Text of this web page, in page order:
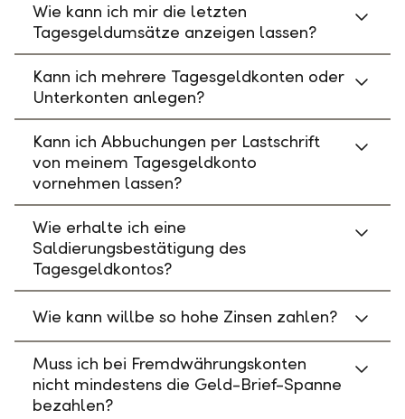
Wie kann ich mir die letzten
Tagesgeldumsätze anzeigen lassen?
Kann ich mehrere Tagesgeldkonten oder
Unterkonten anlegen?
Kann ich Abbuchungen per Lastschrift
von meinem Tagesgeldkonto
vornehmen lassen?
Wie erhalte ich eine
Saldierungsbestätigung des
Tagesgeldkontos?
Wie kann willbe so hohe Zinsen zahlen?
Muss ich bei Fremdwährungskonten
nicht mindestens die Geld-Brief-Spanne
bezahlen?